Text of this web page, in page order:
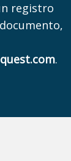
registro
.